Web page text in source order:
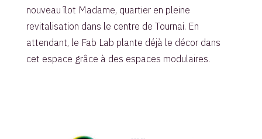
nouveau îlot Madame, quartier en pleine
revitalisation dans le centre de Tournai. En
attendant, le Fab Lab plante déjà le décor dans
cet espace grâce à des espaces modulaires.